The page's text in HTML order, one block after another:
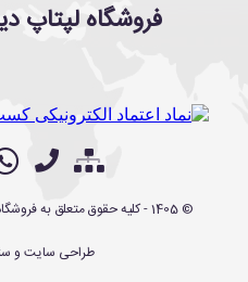
فروشگاه لپتاپ
©
1405- کلیه حقوق متعلق به
طراحی سایت و